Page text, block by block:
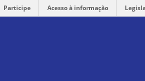
Participe Acesso à informação